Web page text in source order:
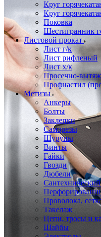
Круг
Круг
Поковка
Шестигранник
Листовой прокат
Лист г/к
Лист рифленый
Лист х/к
Просечно-
Профнастил
Метизы
Анкеры
Болты
Заклепки
Саморезы
Шурупы
Винты
Гайки
Гвозди
Дюбели
Проволока,
Такелаж
Цепи, тросы и
Шайбы